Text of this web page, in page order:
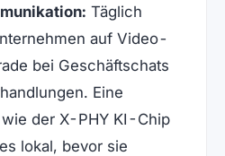
Täglich
auf Video-
bei Geschäftschats
Eine
wie der X-PHY KI-Chip
lokal, bevor sie